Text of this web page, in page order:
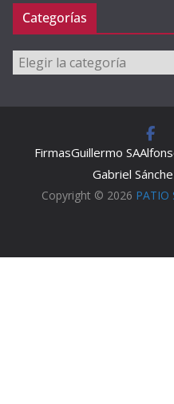
Categorías
Categorías
FirmasGuillermo SA
Gabriel
Copyright © 2026 PATIO